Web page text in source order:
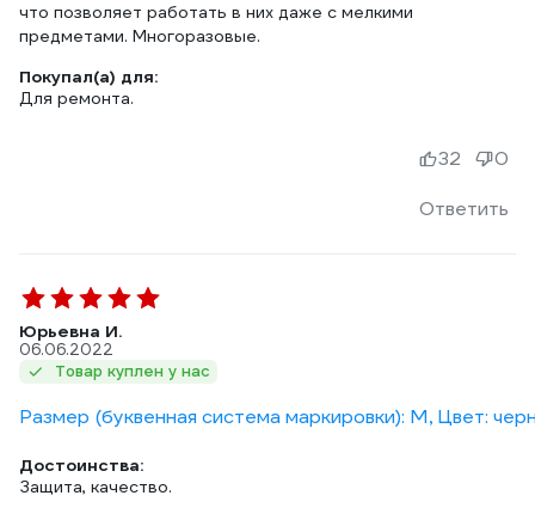
что позволяет работать в них даже с мелкими
предметами. Многоразовые.
Покупал(а) для:
Для ремонта.
Ответить
32 0
Юрьевна И.
06.06.2022
Товар куплен у нас
Размер (буквенная система маркировки): M, Цвет:
Достоинства:
Защита, качество.